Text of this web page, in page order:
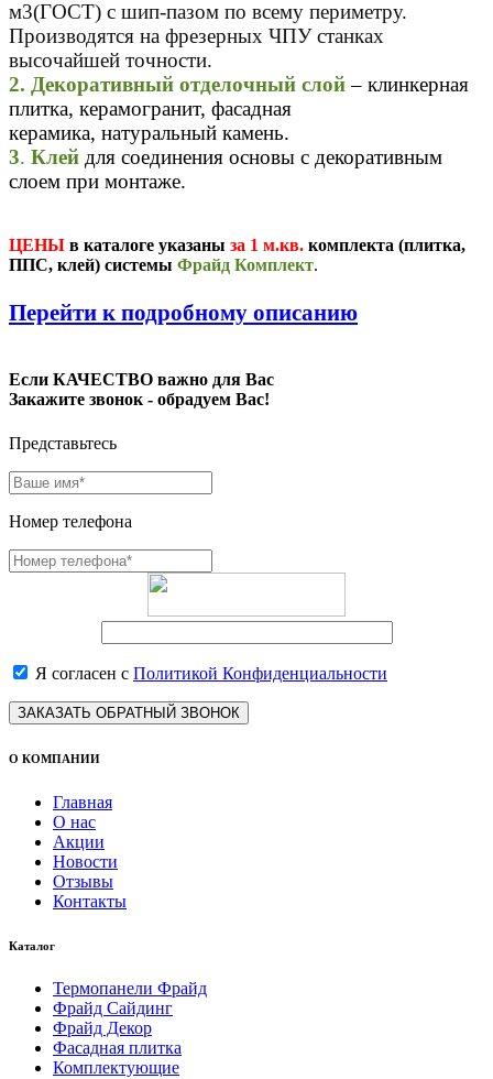
м3(ГОСТ) с шип-пазом по всему периметру.
Производятся на фрезерных ЧПУ станках
высочайшей точности.
2. Декоративный отделочный слой – клинкерная
плитка, керамогранит, фасадная
керамика, натуральный камень.
3. Клей для соединения основы с декоративным
слоем при монтаже.
ЦЕНЫ в каталоге указаны за 1 м.кв. комплекта (плитка,
ППС, клей) системы Фрайд Комплект.
Перейти к подробному описанию
Если КАЧЕСТВО важно для Вас
Закажите звонок - обрадуем Вас!
Представьтесь
Номер телефона
Я согласен с Политикой Конфиденциальности
ЗАКАЗАТЬ ОБРАТНЫЙ ЗВОНОК
О КОМПАНИИ
Главная
О нас
Акции
Новости
Отзывы
Контакты
Каталог
Термопанели Фрайд
Фрайд Сайдинг
Фрайд Декор
Фасадная плитка
Комплектующие